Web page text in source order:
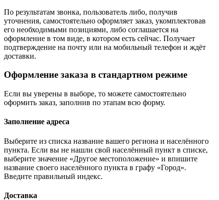
По результатам звонка, пользователь либо, получив
уточнения, самостоятельно оформляет заказ, укомплектовав
его необходимыми позициями, либо соглашается на
оформление в том виде, в котором есть сейчас. Получает
подтверждение на почту или на мобильный телефон и ждёт
доставки.
Оформление заказа в стандартном режиме
Если вы уверены в выборе, то можете самостоятельно
оформить заказ, заполнив по этапам всю форму.
Заполнение адреса
Выберите из списка название вашего региона и населённого
пункта. Если вы не нашли свой населённый пункт в списке,
выберите значение «Другое местоположение» и впишите
название своего населённого пункта в графу «Город».
Введите правильный индекс.
Доставка